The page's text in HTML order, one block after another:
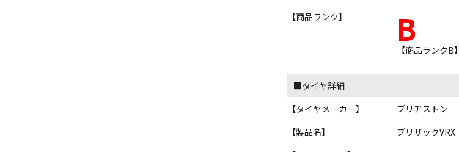
【商品ランク】
B
【商品ランク
■タイヤ詳細
【タイヤメーカー】
ブリヂストン
【製品名】
ブリザックVRX